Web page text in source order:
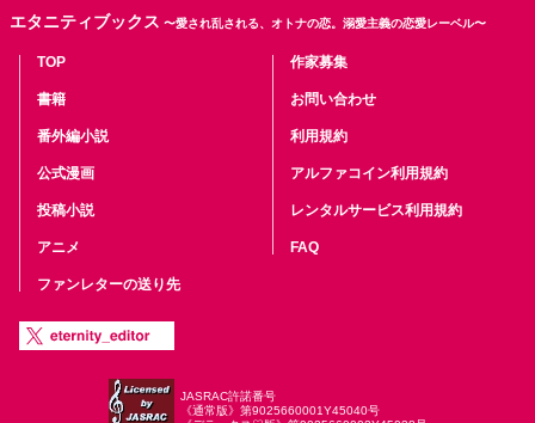
エタニティブックス 〜愛され乱される、オトナの恋。溺愛主義の恋愛レーベル〜
TOP
書籍
番外編小説
公式漫画
投稿小説
アニメ
ファンレターの送り先
作家募集
お問い合わせ
利用規約
アルファコイン利用規約
レンタルサービス利用規約
FAQ
JASRAC許諾番号
《通常版》第9025660001Y45040号